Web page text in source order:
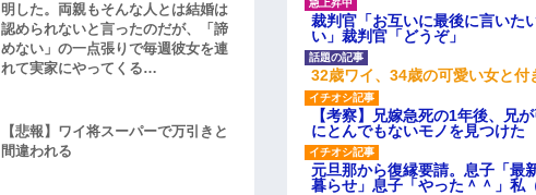
裁判官「お互いに最後に言いた
い」裁判官「どうぞ」
32歳ワイ、34歳の可愛い女と付
【考察】兄嫁急死の1年後、兄
にとんでもないモノを見つけた
元旦那から復縁要請。息子「最
暮らせ」息子「やった＾＾」私
明した。両親もそんな人とは結婚は
認められないと言ったのだが、「諦
めない」の一点張りで毎週彼女を連
れて実家にやってくる…
【悲報】ワイ将スーパーで万引きと
間違われる